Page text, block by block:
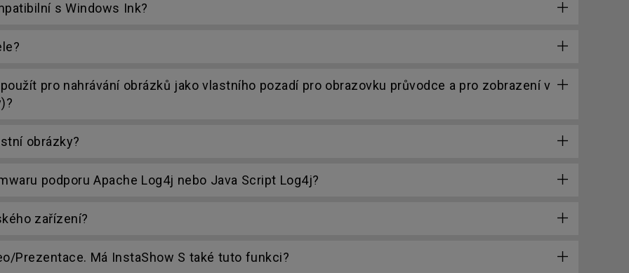
s Windows Ink?
pro nahrávání obrázků jako vlastního pozadí pro obrazovku průvodce a pro zobrazení v
obrázky?
podporu Apache Log4j nebo Java Script Log4j?
zařízení?
Prezentace. Má InstaShow S také tuto funkci?